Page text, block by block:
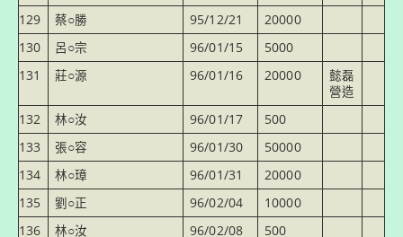
129
蔡○勝 95/12/21
20000
130
呂○宗 96/01/15
5000
131
莊○源 96/01/16 20000
懿磊
營造
132
林○汝 96/01/17
500
133
張○容 96/01/30
50000
134
林○璋 96/01/31
20000
135
劉○正 96/02/04
10000
136
林○汝 96/02/08
500